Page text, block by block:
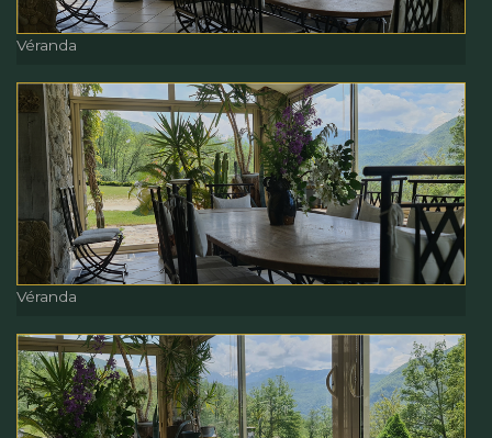
Véranda
Véranda
Véranda